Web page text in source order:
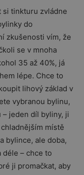
si tinkturu zvládne
do
zkušenosti vím, že
se v mnoha
35 až 40%, já
lépe. Chce to
lihový základ v
vybranou bylinu,
– jeden díl byliny, ji
místě
bylince, ale doba,
– chce to
ji promačkat, aby